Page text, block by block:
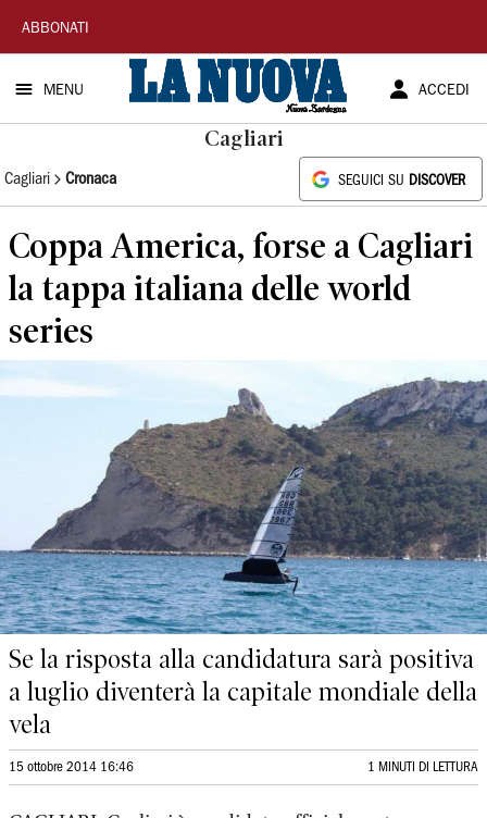
La
Nuova
Sardegna
ABBONATI
MENU ACCEDI
Cagliari
Cagliari Cronaca SEGUICI SU DISCOVER
Coppa America, forse a Cagliari
la tappa italiana delle world
series
Se la risposta alla candidatura sarà positiva
a luglio diventerà la capitale mondiale della
vela
15 ottobre 2014 16:46 1 MINUTI DI LETTURA